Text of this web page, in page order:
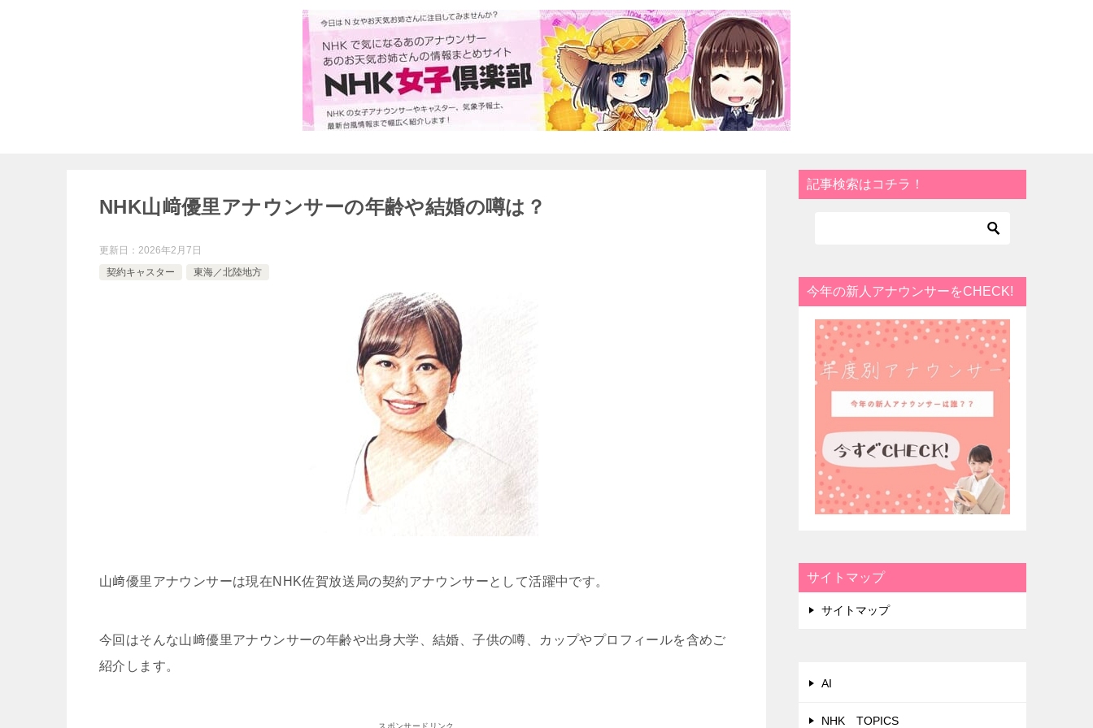
NHK山﨑優里アナウンサーの年齢や結婚の噂は？
更新日： 2026年2月7日
契約キャスター
東海／北陸地方
山﨑優里アナウンサーは現在NHK佐賀放送局の契約アナウンサーとして活躍中です。
今回はそんな山﨑優里アナウンサーの年齢や出身大学、結婚、子供の噂、カップやプロフィールを含めご
紹介します。
スポンサードリンク
記事検索はコチラ！
今年の新人アナウンサーをCHECK!
サイトマップ
サイトマップ
AI
NHK TOPICS